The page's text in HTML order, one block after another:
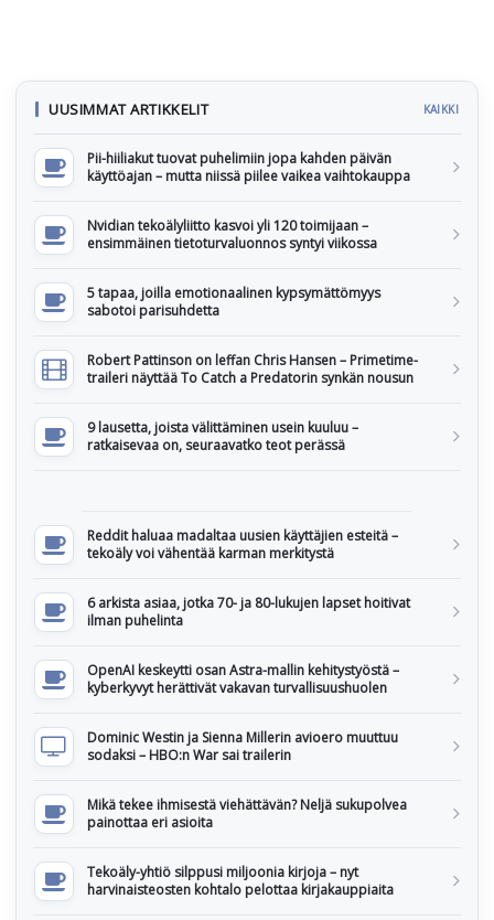
UUSIMMAT ARTIKKELIT KAIKKI
Pii-hiiliakut tuovat puhelimiin jopa kahden päivän
käyttöajan – mutta niissä piilee vaikea vaihtokauppa
Nvidian tekoälyliitto kasvoi yli 120 toimijaan –
ensimmäinen tietoturvaluonnos syntyi viikossa
5 tapaa, joilla emotionaalinen kypsymättömyys
sabotoi parisuhdetta
Robert Pattinson on leffan Chris Hansen – Primetime-
traileri näyttää To Catch a Predatorin synkän nousun
9 lausetta, joista välittäminen usein kuuluu –
ratkaisevaa on, seuraavatko teot perässä
Reddit haluaa madaltaa uusien käyttäjien esteitä –
tekoäly voi vähentää karman merkitystä
6 arkista asiaa, jotka 70- ja 80-lukujen lapset hoitivat
ilman puhelinta
OpenAI keskeytti osan Astra-mallin kehitystyöstä –
kyberkyvyt herättivät vakavan turvallisuushuolen
Dominic Westin ja Sienna Millerin avioero muuttuu
sodaksi – HBO:n War sai trailerin
Mikä tekee ihmisestä viehättävän? Neljä sukupolvea
painottaa eri asioita
Tekoäly-yhtiö silppusi miljoonia kirjoja – nyt
harvinaisteosten kohtalo pelottaa kirjakauppiaita